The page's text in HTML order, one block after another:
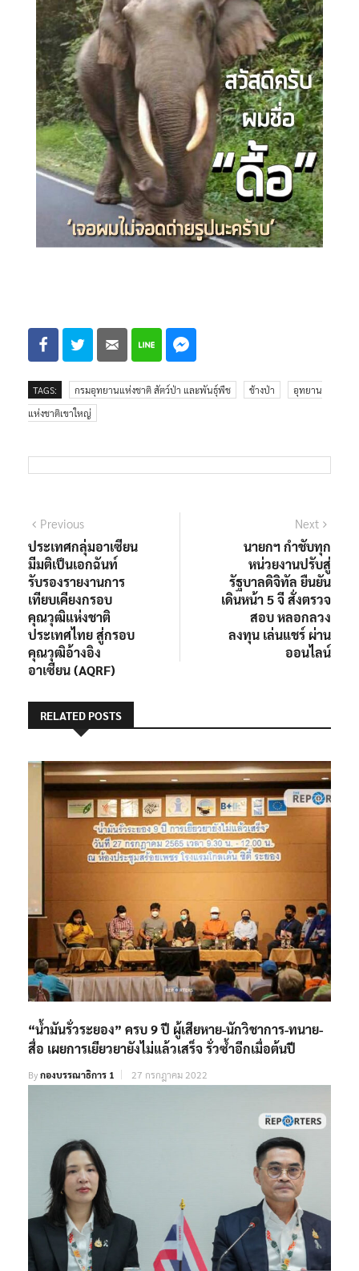
TAGS: กรมอุทยานแห่งชาติ สัตว์ป่า และพันธุ์พืช ช้างป่า
อุทยาน
แห่งชาติเขาใหญ่
Previous
ประเทศกลุ่มอาเซียน
มีมติเป็นเอกฉันท์
รับรองรายงานการ
เทียบเคียงกรอบ
คุณวุฒิแห่งชาติ
ประเทศไทย สู่กรอบ
คุณวุฒิอ้างอิง
อาเซียน (AQRF)
Next
นายกฯ กำชับทุก
หน่วยงานปรับสู่
รัฐบาลดิจิทัล ยืนยัน
เดินหน้า 5 จี สั่งตรวจ
สอบ หลอกลวง
ลงทุน เล่นแชร์ ผ่าน
ออนไลน์
RELATED POSTS
“น้ำมันรั่วระยอง” ครบ 9 ปี ผู้เสียหาย-นักวิชาการ-ทนาย-
สื่อ เผยการเยียวยายังไม่แล้วเสร็จ รั่วซ้ำอีกเมื่อต้นปี
Byกองบรรณาธิการ 1 27 กรกฎาคม 2022